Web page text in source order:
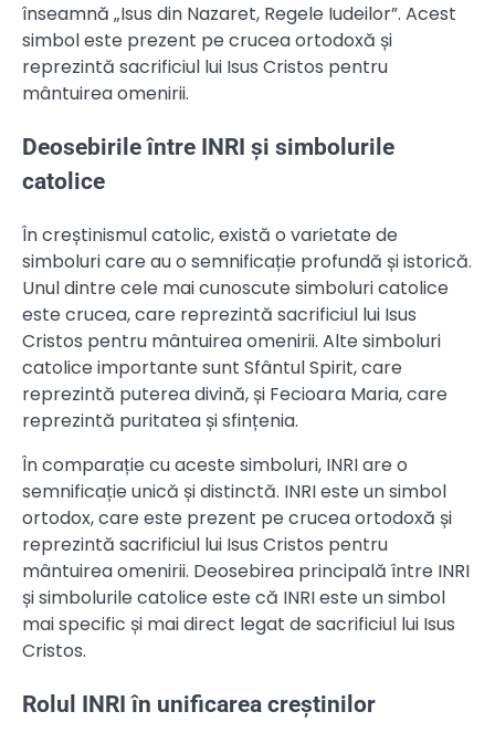
înseamnă „Isus din Nazaret, Regele Iudeilor”. Acest
simbol este prezent pe crucea ortodoxă și
reprezintă sacrificiul lui Isus Cristos pentru
mântuirea omenirii.
Deosebirile între INRI și simbolurile
catolice
În creștinismul catolic, există o varietate de
simboluri care au o semnificație profundă și istorică.
Unul dintre cele mai cunoscute simboluri catolice
este crucea, care reprezintă sacrificiul lui Isus
Cristos pentru mântuirea omenirii. Alte simboluri
catolice importante sunt Sfântul Spirit, care
reprezintă puterea divină, și Fecioara Maria, care
reprezintă puritatea și sfințenia.
În comparație cu aceste simboluri, INRI are o
semnificație unică și distinctă. INRI este un simbol
ortodox, care este prezent pe crucea ortodoxă și
reprezintă sacrificiul lui Isus Cristos pentru
mântuirea omenirii. Deosebirea principală între INRI
și simbolurile catolice este că INRI este un simbol
mai specific și mai direct legat de sacrificiul lui Isus
Cristos.
Rolul INRI în unificarea creștinilor